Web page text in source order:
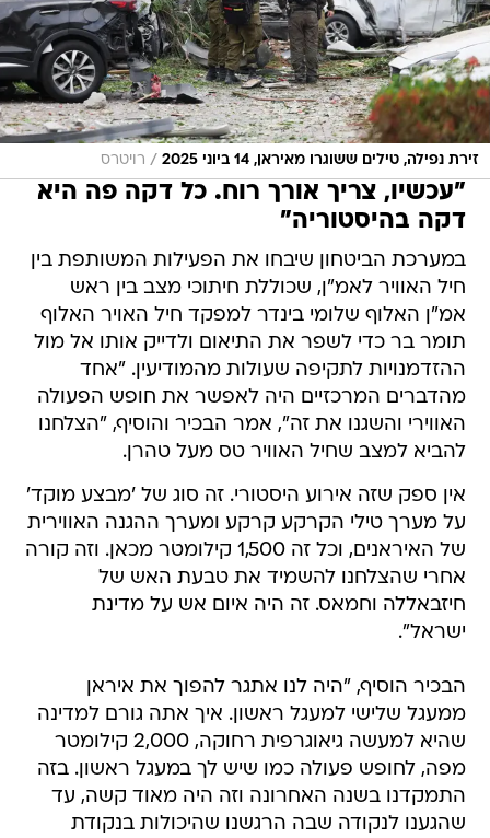
זירת נפילה, טילים ששוגרו מאיראן, 14 ביוני 2025 / רויטרס
"עכשיו, צריך אורך רוח. כל דקה פה היא
דקה בהיסטוריה"
במערכת הביטחון שיבחו את הפעילות המשותפת בין
חיל האוויר לאמ"ן, שכוללת חיתוכי מצב בין ראש
אמ"ן האלוף שלומי בינדר למפקד חיל האויר האלוף
תומר בר כדי לשפר את התיאום ולדייק אותו אל מול
ההזדמנויות לתקיפה שעולות מהמודיעין. "אחד
מהדברים המרכזיים היה לאפשר את חופש הפעולה
האווירי והשגנו את זה", אמר הבכיר והוסיף, "הצלחנו
להביא למצב שחיל האוויר טס מעל טהרן.
אין ספק שזה אירוע היסטורי. זה סוג של 'מבצע מוקד'
על מערך טילי הקרקע קרקע ומערך ההגנה האווירית
של האיראנים, וכל זה 1,500 קילומטר מכאן. וזה קורה
אחרי שהצלחנו להשמיד את טבעת האש של
חיזבאללה וחמאס. זה היה איום אש על מדינת
ישראל".
הבכיר הוסיף, "היה לנו אתגר להפוך את איראן
ממעגל שלישי למעגל ראשון. איך אתה גורם למדינה
שהיא למעשה גיאוגרפית רחוקה, 2,000 קילומטר
מפה, לחופש פעולה כמו שיש לך במעגל ראשון. בזה
התמקדנו בשנה האחרונה וזה היה מאוד קשה, עד
שהגענו לנקודה שבה הרגשנו שהיכולות בנקודת